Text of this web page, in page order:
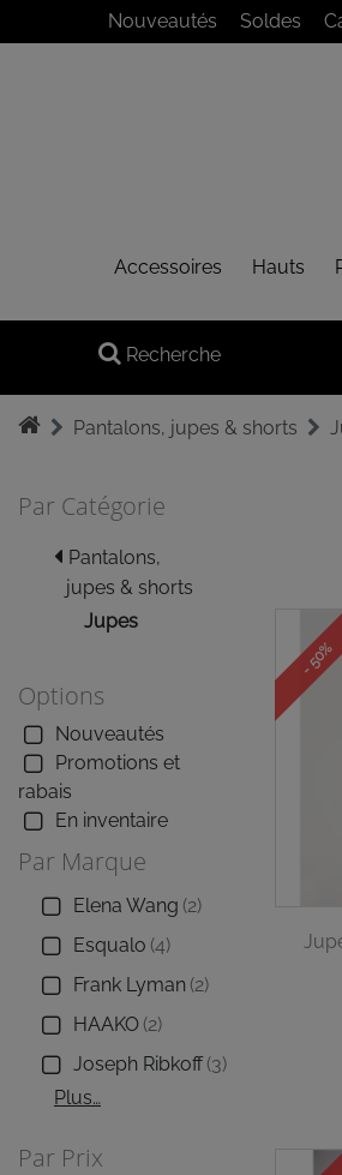
Nouveautés Soldes
Accessoires Hauts
Recherche
Pantalons, jupes & shorts
Par Catégorie
Pantalons,
jupes & shorts
Jupes
Options
Nouveautés
Promotions et
rabais
En inventaire
Par Marque
Elena Wang (2)
Esqualo (4)
Frank Lyman (2)
HAAKO (2)
Joseph Ribkoff (3)
Plus…
Par Prix
- 50%
Panneau de gestion des cookies